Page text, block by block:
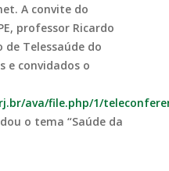
A convite do
professor Ricardo
de Telessaúde do
e convidados o
ava/file.php/1/
o tema “Saúde da